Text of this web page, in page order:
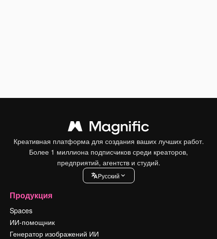
Креативная платформа для создания ваших лучших работ.
Более 1 миллиона подписчиков среди креаторов,
предприятий, агентств и студий.
Pусский
Продукция
Spaces
ИИ-помощник
Генератор изображений ИИ